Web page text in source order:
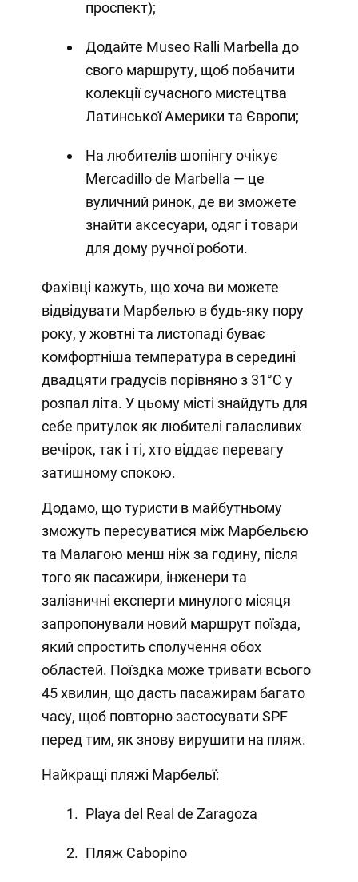
проспект);
Додайте Museo Ralli Marbella до
свого маршруту, щоб побачити
колекції сучасного мистецтва
Латинської Америки та Європи;
На любителів шопінгу очікує
Mercadillo de Marbella — це
вуличний ринок, де ви зможете
знайти аксесуари, одяг і товари
для дому ручної роботи.
Фахівці кажуть, що хоча ви можете
відвідувати Марбелью в будь-яку пору
року, у жовтні та листопаді буває
комфортніша температура в середині
двадцяти градусів порівняно з 31°C у
розпал літа. У цьому місті знайдуть для
себе притулок як любителі галасливих
вечірок, так і ті, хто віддає перевагу
затишному спокою.
Додамо, що туристи в майбутньому
зможуть пересуватися між Марбельєю
та Малагою менш ніж за годину, після
того як пасажири, інженери та
залізничні експерти минулого місяця
запропонували новий маршрут поїзда,
який спростить сполучення обох
областей. Поїздка може тривати всього
45 хвилин, що дасть пасажирам багато
часу, щоб повторно застосувати SPF
перед тим, як знову вирушити на пляж.
Найкращі пляжі Марбельї:
Playa del Real de Zaragoza
Пляж Cabopino